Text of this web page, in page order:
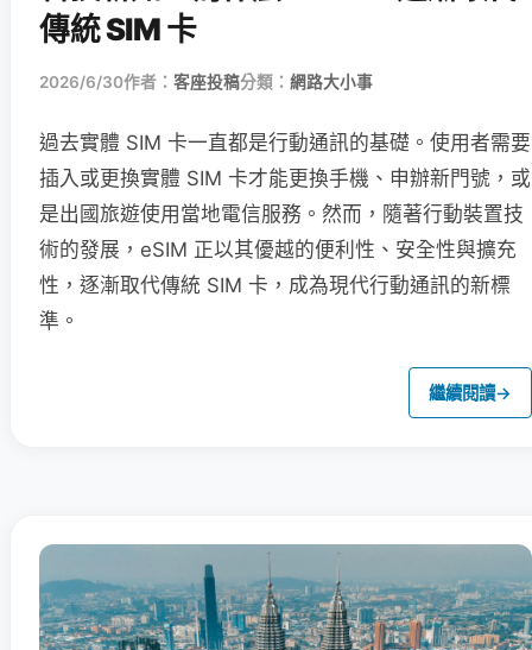
傳統 SIM 卡
2026/6/30作者： 客座投稿分類： 網路大小事
過去實體 SIM 卡一直都是行動通訊的基礎。使用者需要
插入或更換實體 SIM 卡才能更換手機、申辦新門號，或
是出國旅遊使用當地電信服務。然而，隨著行動裝置技
術的發展，eSIM 正以其優越的便利性、安全性與擴充
性，逐漸取代傳統 SIM 卡，成為現代行動通訊的新標
準。
繼續閱讀→